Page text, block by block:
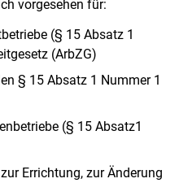
vorgesehen für:
(§ 15 Absatz 1
(ArbZG)
§ 15 Absatz 1 Nummer 1
(§ 15 Absatz1
Errichtung, zur Änderung